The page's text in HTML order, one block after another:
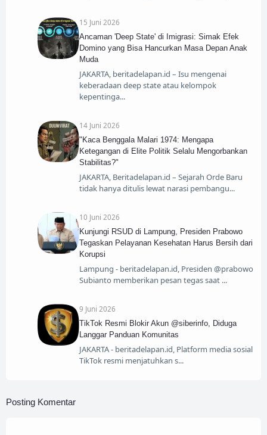
15 Juni 2026
​Ancaman 'Deep State' di Imigrasi: Simak Efek
Domino yang Bisa Hancurkan Masa Depan Anak
Muda
​JAKARTA, beritadelapan.id – Isu mengenai
keberadaan deep state atau kelompok
kepentinga
14 Juni 2026
​"Kaca Benggala Malari 1974: Mengapa
Ketegangan di Elite Politik Selalu Mengorbankan
Stabilitas?"
​JAKARTA, Beritadelapan.id – Sejarah Orde Baru
tidak hanya ditulis lewat narasi pembangu
10 Juni 2026
Kunjungi RSUD di Lampung, Presiden Prabowo
Tegaskan Pelayanan Kesehatan Harus Bersih dari
Korupsi
Lampung - beritadelapan.id, Presiden @prabowo
Subianto memberikan pesan tegas saat
9 Juni 2026
TikTok Resmi Blokir Akun @siberinfo, Diduga
Langgar Panduan Komunitas
​JAKARTA - beritadelapan.id, Platform media sosial
TikTok resmi menjatuhkan s
Posting Komentar